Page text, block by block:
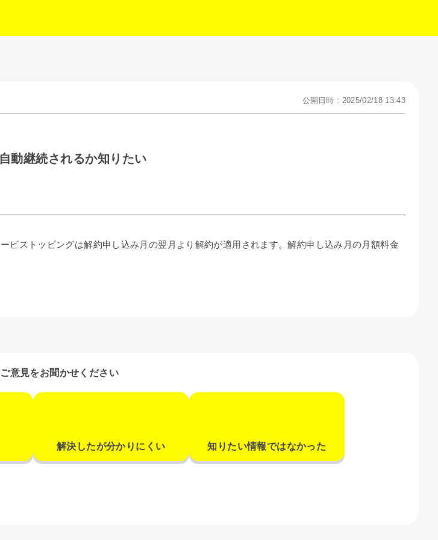
公開日時 : 2025/02/18 13:43
動継続されるか知りたい
ビストッピングは解約申し込み月の翌月より解約が適用されます。解約申し込み月の月額料金
意見をお聞かせください
解決したが分かりにくい 知りたい情報ではなかった